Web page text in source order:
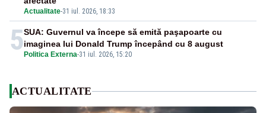
Actualitate-31 iul. 2026, 18:33
5 Politica Externa-31 iul. 2026, 15:20
SUA: Guvernul va începe să emită paşapoarte cu
imaginea lui Donald Trump începând cu 8 august
ACTUALITATE